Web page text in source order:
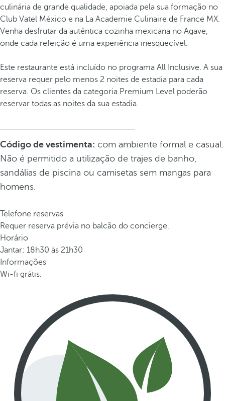
culinária de grande qualidade, apoiada pela sua formação no
Club Vatel México e na La Academie Culinaire de France MX.
Venha desfrutar da autêntica cozinha mexicana no Agave,
onde cada refeição é uma experiência inesquecível.
Este restaurante está incluído no programa All Inclusive. A sua
reserva requer pelo menos 2 noites de estadia para cada
reserva. Os clientes da categoria Premium Level poderão
reservar todas as noites da sua estadia.
Código de vestimenta: com ambiente formal e casual.
Não é permitido a utilização de trajes de banho,
sandálias de piscina ou camisetas sem mangas para
homens.
Telefone reservas
Requer reserva prévia no balcão do concierge.
Horário
Jantar: 18h30 às 21h30
Informações
Wi-fi grátis.